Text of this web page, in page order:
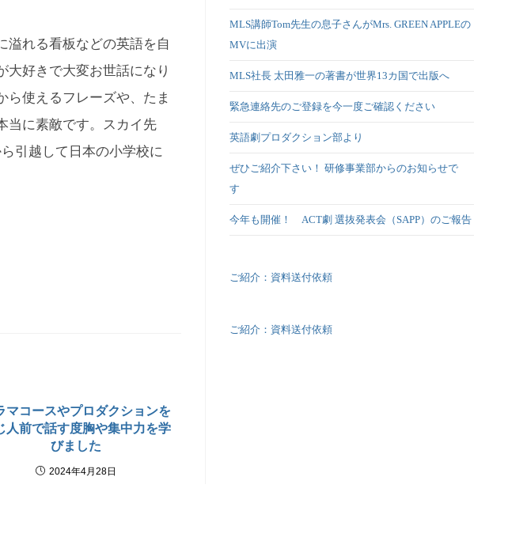
溢れる看板などの英語を自
大好きで大変お世話になり
使えるフレーズや、 たま
当に素敵です。スカイ先
引越して日本の小学校に
マコースやプロダクションを
人前で話す度胸や集中力を学
びました
2024年4月28日
MLS講師Tom先生の息子さんがMrs. GREEN APPLEの
MVに出演
MLS社長 太田雅一の著書が世界13カ国で出版へ
緊急連絡先のご登録を今一度ご確認ください
英語劇プロダクション部より
ぜひご紹介下さい！ 研修事業部からのお知らせで
す
今年も開催！ ACT劇 選抜発表会（SAPP）のご報告
ご紹介：資料送付依頼
ご紹介：資料送付依頼